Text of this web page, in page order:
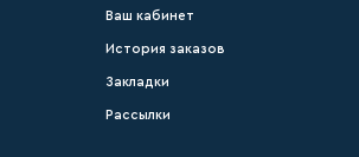
Ваш кабинет
История заказов
Закладки
Рассылки